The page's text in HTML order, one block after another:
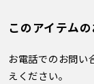
このアイテム
お電話でのお問い
えください。